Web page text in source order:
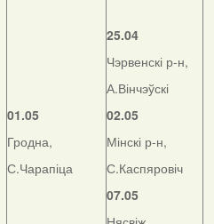
01.05
Гродна,
С.Чарапіца
25.04
Чэрвенскі р-н,
А.Вінчэўскі
02.05
Мінскі р-н,
С.Каспяровіч
07.05